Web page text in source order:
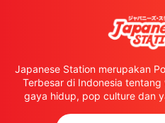
Japanese Station merupakan
Terbesar di Indonesia
gaya hidup, pop culture dan